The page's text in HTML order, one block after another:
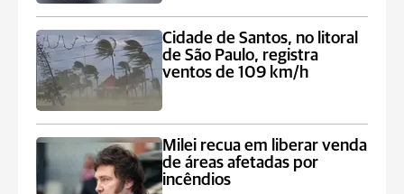
Cidade de Santos, no litoral
de São Paulo, registra
ventos de 109 km/h
Milei recua em liberar venda
de áreas afetadas por
incêndios